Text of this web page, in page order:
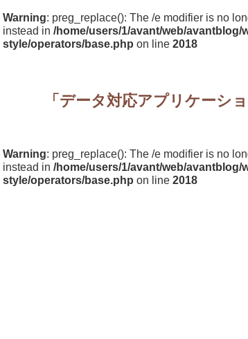
Warning: preg_replace(): The /e modifier is no
instead in /home/users/1/avant/web/
style/operators/base.php on line 2018
「 データ対応アプリケーシ
Warning: preg_replace(): The /e modifier is no
instead in /home/users/1/avant/web/
style/operators/base.php on line 2018